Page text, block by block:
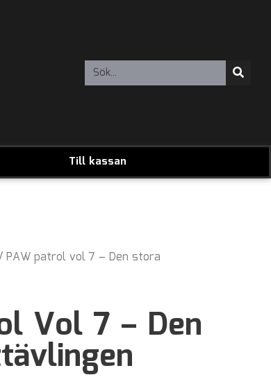
Till kassan
PAW patrol vol 7 – Den stora
Vol 7 – Den